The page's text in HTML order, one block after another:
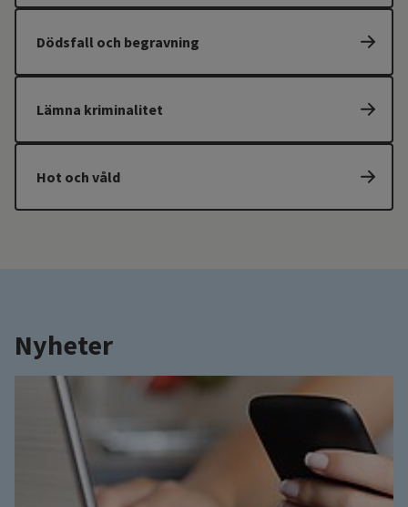
Dödsfall och begravning
Lämna kriminalitet
Hot och våld
Nyheter